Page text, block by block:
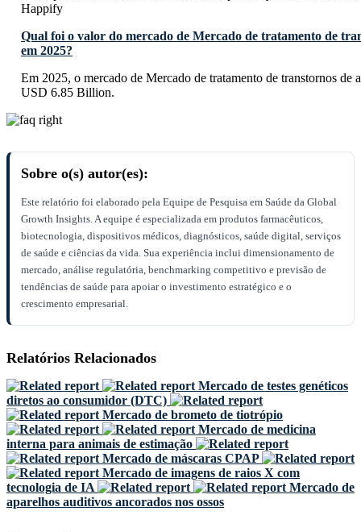
Happify
Qual foi o valor do mercado de Mercado de tratamento de
em 2025?
Em 2025, o mercado de Mercado de tratamento de transtornos de
USD 6.85 Billion.
Sobre o(s) autor(es):
Este relatório foi elaborado pela Equipe de Pesquisa em Saúde da Global
Growth Insights. A equipe é especializada em produtos farmacêuticos,
biotecnologia, dispositivos médicos, diagnósticos, saúde digital, serviços
de saúde e ciências da vida. Sua experiência inclui dimensionamento de
mercado, análise regulatória, benchmarking competitivo e previsão de
tendências de saúde para apoiar o investimento estratégico e o
crescimento empresarial.
Relatórios Relacionados
Mercado de testes genéticos
diretos ao consumidor (DTC)
Mercado de brometo de tiotrópio
Mercado de medicina
interna para animais de estimação
Mercado de máscaras CPAP
Mercado de imagens de raios X com
tecnologia de IA
Mercado de
aparelhos auditivos ancorados nos ossos